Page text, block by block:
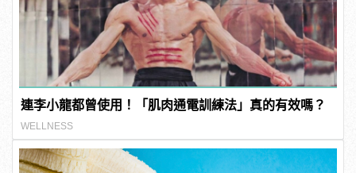
連李小龍都曾使用！「肌肉通電訓練法」真的有效嗎？
WELLNESS